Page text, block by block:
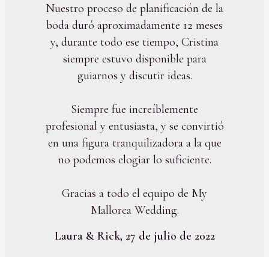
Nuestro proceso de planificación de la
boda duró aproximadamente 12 meses
y, durante todo ese tiempo, Cristina
siempre estuvo disponible para
guiarnos y discutir ideas.
Siempre fue increíblemente
profesional y entusiasta, y se convirtió
en una figura tranquilizadora a la que
no podemos elogiar lo suficiente.
Gracias a todo el equipo de My
Mallorca Wedding.
Laura & Rick, 27 de julio de 2022